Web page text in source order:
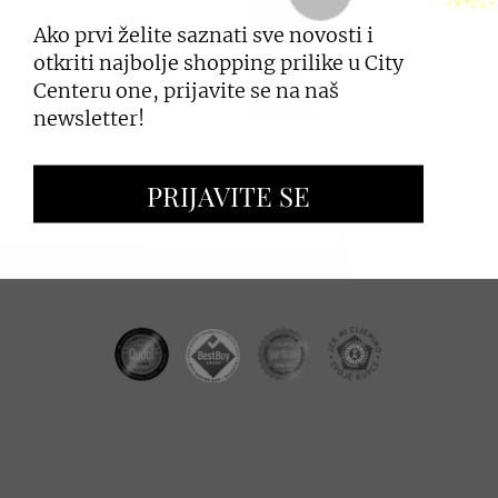
PRIJAVI SE
ZAKUP PROSTORA
OGLAŠAVANJE I PROMOCIJE
Ako prvi želite saznati sve novosti i
otkriti najbolje shopping prilike u City
Centeru one, prijavite se na naš
newsletter!
PRIJAVITE SE